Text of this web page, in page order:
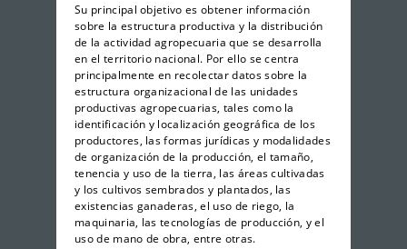
Su principal objetivo es obtener información
sobre la estructura productiva y la distribución
de la actividad agropecuaria que se desarrolla
en el territorio nacional. Por ello se centra
principalmente en recolectar datos sobre la
estructura organizacional de las unidades
productivas agropecuarias, tales como la
identificación y localización geográfica de los
productores, las formas jurídicas y modalidades
de organización de la producción, el tamaño,
tenencia y uso de la tierra, las áreas cultivadas
y los cultivos sembrados y plantados, las
existencias ganaderas, el uso de riego, la
maquinaria, las tecnologías de producción, y el
uso de mano de obra, entre otras.